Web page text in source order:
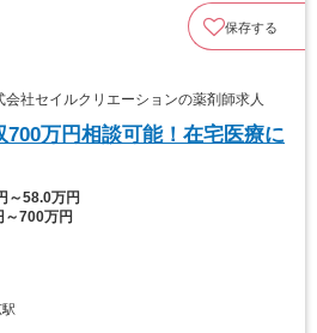
保存する
社セイルクリエーションの薬剤師求人
700万円相談可能！在宅医療に
～58.0万円
～700万円
駅